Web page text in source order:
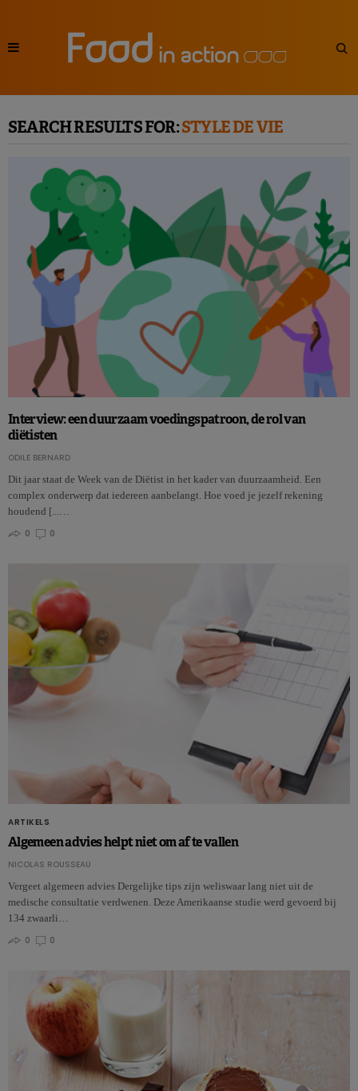
SEARCH RESULTS FOR:STYLE DE VIE
Interview: een duurzaam voedingspatroon, de rol van
diëtisten
ODILE BERNARD
Dit jaar staat de Week van de Diëtist in het kader van duurzaamheid. Een
complex onderwerp dat iedereen aanbelangt. Hoe voed je jezelf rekening
houdend [...…
0
0
ARTIKELS
Algemeen advies helpt niet om af te vallen
NICOLAS ROUSSEAU
Vergeet algemeen advies Dergelijke tips zijn weliswaar lang niet uit de
medische consultatie verdwenen. Deze Amerikaanse studie werd gevoerd bij
134 zwaarli…
0
0